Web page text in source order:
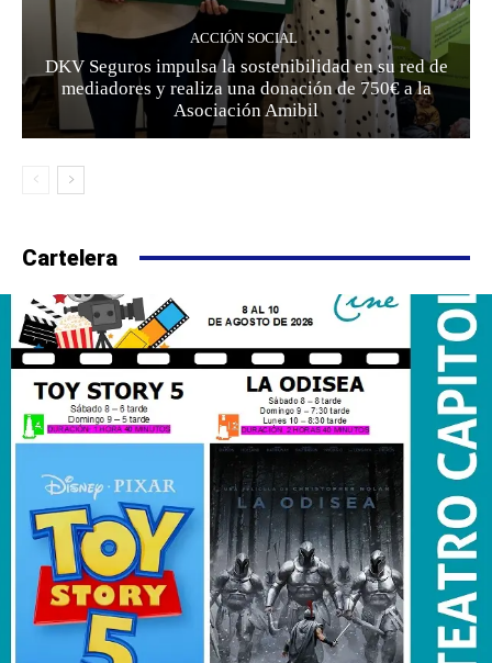
ACCIÓN SOCIAL
DKV Seguros impulsa la sostenibilidad en su red de
mediadores y realiza una donación de 750€ a la
Asociación Amibil
Cartelera